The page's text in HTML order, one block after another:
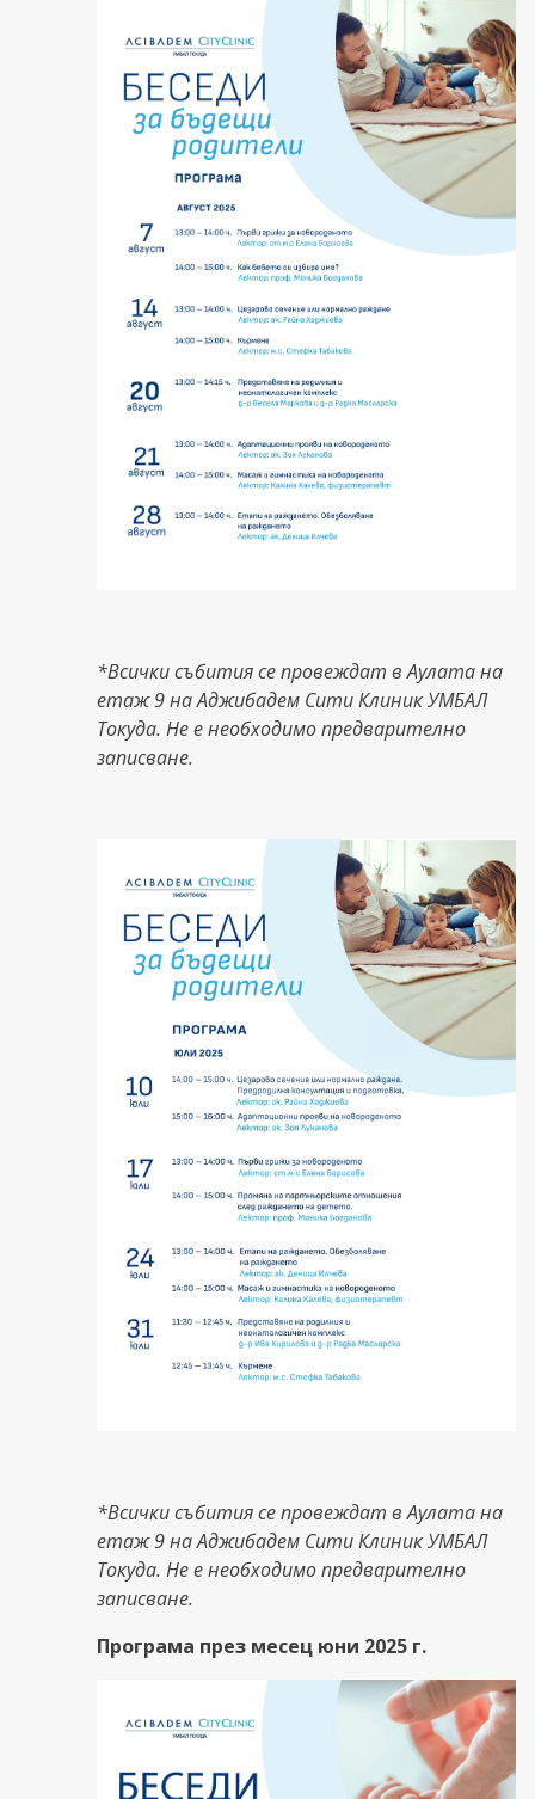
*Всички събития се провеждат в Аулата на
етаж 9 на Аджибадем Сити Клиник УМБАЛ
Токуда. Не е необходимо предварително
записване.
*Всички събития се провеждат в Аулата на
етаж 9 на Аджибадем Сити Клиник УМБАЛ
Токуда. Не е необходимо предварително
записване.
Програма през месец юни 2025 г.